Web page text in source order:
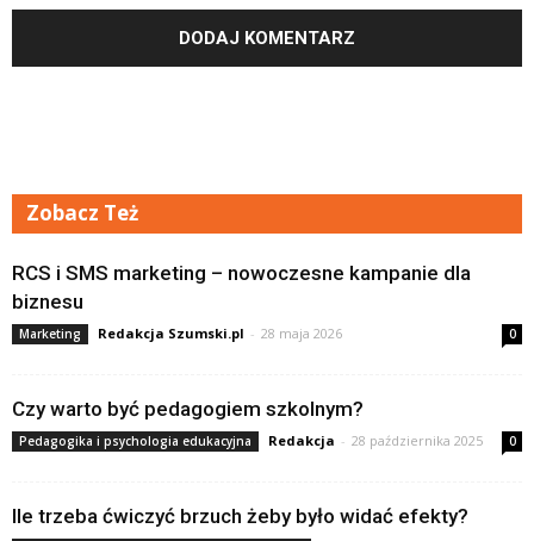
Zobacz Też
RCS i SMS marketing – nowoczesne kampanie dla
biznesu
Marketing Redakcja Szumski.pl - 28 maja 2026 0
Czy warto być pedagogiem szkolnym?
Pedagogika i psychologia edukacyjna Redakcja - 28 października 2025 0
Ile trzeba ćwiczyć brzuch żeby było widać efekty?